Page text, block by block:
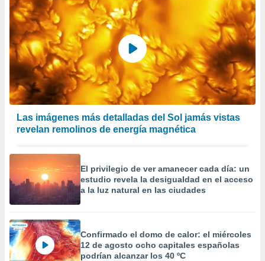
Las imágenes más detalladas del Sol jamás vistas
revelan remolinos de energía magnética
El privilegio de ver amanecer cada día: un
estudio revela la desigualdad en el acceso
a la luz natural en las ciudades
Confirmado el domo de calor: el miércoles
12 de agosto ocho capitales españolas
podrían alcanzar los 40 ºC